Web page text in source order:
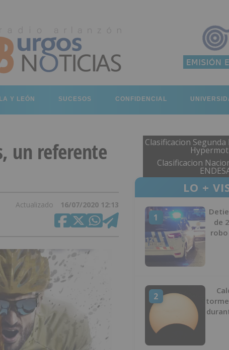
Y LEÓN SUCESOS CONFIDENCIAL
un referente
Actualizado 16/07/2020 12:13
Clasificacion
Clasificacion
LO +
1
de
2